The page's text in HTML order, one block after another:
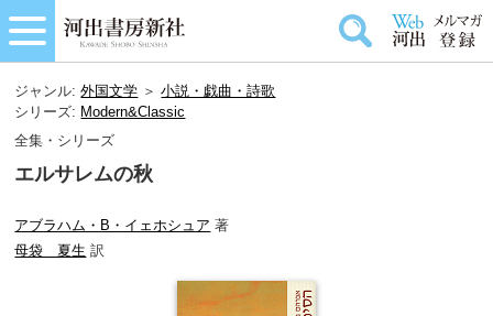
ジャンル:外国文学 ＞小説・戯曲・詩歌
シリーズ: Modern&Classic
全集・シリーズ
エルサレムの秋
アブラハム・B・イェホシュア 著
母袋 夏生 訳